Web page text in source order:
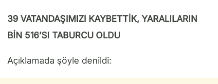
39 VATANDAŞIMIZI KAYBETTİK, YARALILARIN
BİN 516’SI TABURCU OLDU
Açıklamada şöyle denildi: